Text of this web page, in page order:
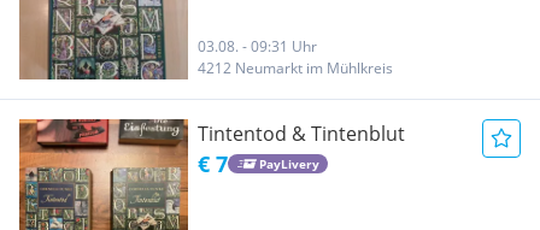
03.08. - 09:31 Uhr
4212 Neumarkt im Mühlkreis
Tintentod & Tintenblut
€ 7 PayLivery